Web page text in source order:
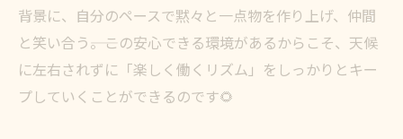
背景に、自分のペースで黙々と一点物を作り上げ、仲間
と笑い合う――。この安心できる環境があるからこそ、天候
に左右されずに「楽しく働くリズム」をしっかりとキー
プしていくことができるのです🌻